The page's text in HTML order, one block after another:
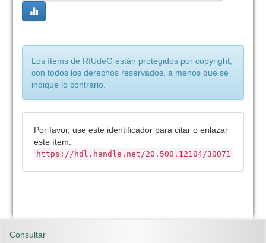
Los ítems de RIUdeG están protegidos por copyright,
con todos los derechos reservados, a menos que se
indique lo contrario.
Por favor, use este identificador para citar o enlazar
este ítem:
https://hdl.handle.net/20.500.12104/30071
Consultar